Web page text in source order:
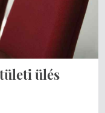
ülés